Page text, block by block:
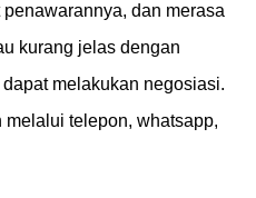
dan merasa
kurang jelas dengan
melakukan negosiasi.
telepon, whatsapp,